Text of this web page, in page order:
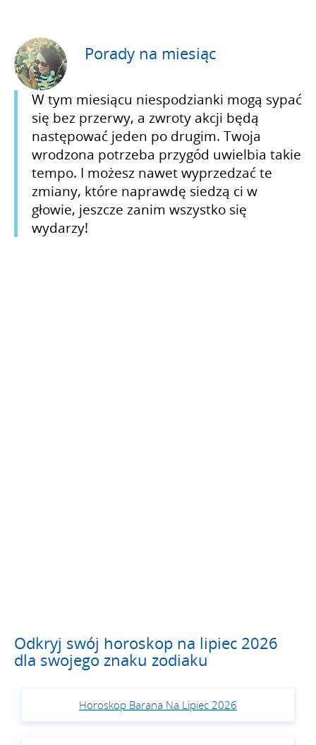
Porady na miesiąc
W tym miesiącu niespodzianki mogą sypać
się bez przerwy, a zwroty akcji będą
następować jeden po drugim. Twoja
wrodzona potrzeba przygód uwielbia takie
tempo. I możesz nawet wyprzedzać te
zmiany, które naprawdę siedzą ci w
głowie, jeszcze zanim wszystko się
wydarzy!
Odkryj swój horoskop na lipiec 2026
dla swojego znaku zodiaku
Horoskop Barana Na Lipiec 2026